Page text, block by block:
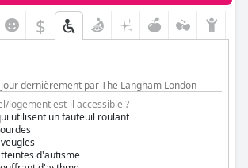
certains points à améliorer. Les clients ont
d'avoir plus de douches à l'italienne dans
mentionné des problèmes d'ascenseur
de rampe à l'entrée et quelques
des problèmes aux personnes utilisant
Malgré ces points, les commentaires
que l'hôtel est assez accessible, offrant un
aux personnes handicapées.
$
dernièrement par The Langham London
logement est-il accessible ?
utilisent un fauteuil roulant
d'autisme